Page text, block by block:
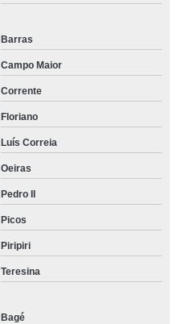
Barras
Campo Maior
Corrente
Floriano
Luís Correia
Oeiras
Pedro II
Picos
Piripiri
Teresina
Bagé